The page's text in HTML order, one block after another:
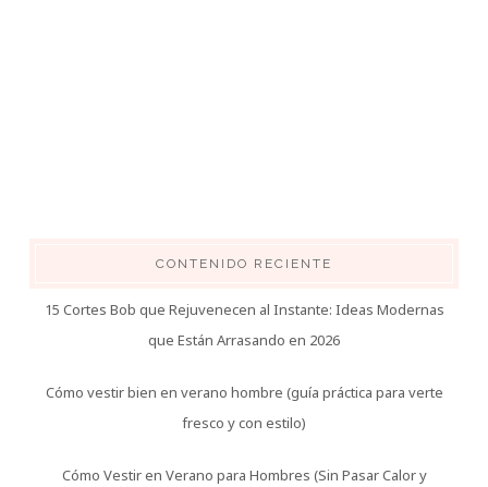
CONTENIDO RECIENTE
15 Cortes Bob que Rejuvenecen al Instante: Ideas Modernas
que Están Arrasando en 2026
Cómo vestir bien en verano hombre (guía práctica para verte
fresco y con estilo)
Cómo Vestir en Verano para Hombres (Sin Pasar Calor y